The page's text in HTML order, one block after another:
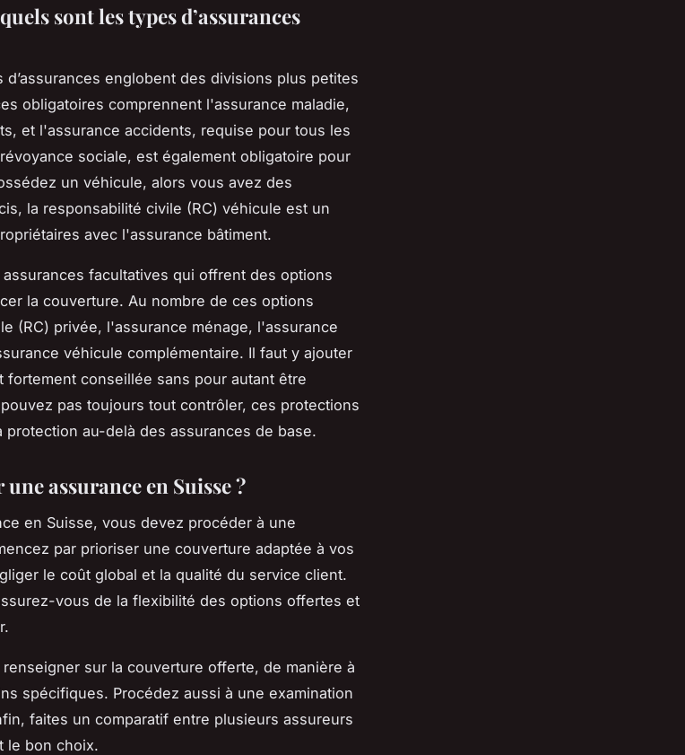
sont les types d’assurances
englobent des divisions plus petites
obligatoires comprennent l'assurance maladie,
et l'assurance accidents, requise pour tous les
sociale, est également obligatoire pour
un véhicule, alors vous avez des
la responsabilité civile (RC) véhicule est un
avec l'assurance bâtiment.
assurances facultatives qui offrent des options
la couverture. Au nombre de ces options
(RC) privée, l'assurance ménage, l'assurance
véhicule complémentaire. Il faut y ajouter
conseillée sans pour autant être
pas toujours tout contrôler, ces protections
au-delà des assurances de base.
assurance en Suisse ?
en Suisse, vous devez procéder à une
par prioriser une couverture adaptée à vos
le coût global et la qualité du service client.
vous de la flexibilité des options offertes et
sur la couverture offerte, de manière à
spécifiques. Procédez aussi à une examination
faites un comparatif entre plusieurs assureurs
le bon choix.